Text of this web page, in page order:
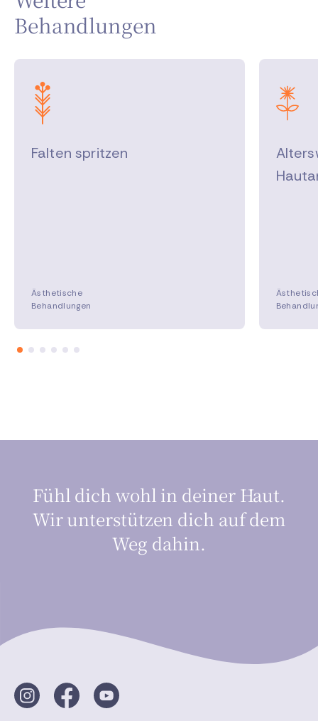
Behandlungen
Falten spritzen
Ästhetische
Behandlungen
Fühl dich wohl in deiner Haut.
Wir unterstützen dich auf dem
Weg dahin.